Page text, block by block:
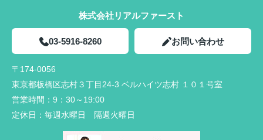
株式会社リアルファースト
03-5916-8260 お問い合わせ
〒174-0056
東京都板橋区志村３丁目24-3 ベルハイツ志村 １０１号室
営業時間： 9：30～19:00
定休日： 毎週水曜日 隔週火曜日